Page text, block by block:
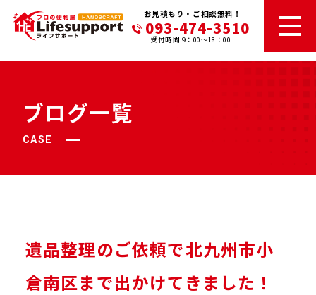
お見積もり・ご相談無料！
093-474-3510
受付時間 9：00～18：00
ブログ一覧
CASE
遺品整理のご依頼で北九州市小
倉南区まで出かけてきました！